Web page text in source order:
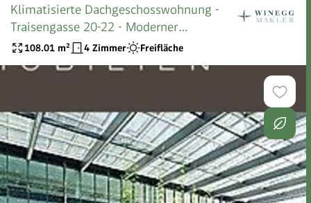
Klimatisierte Dachgeschosswohnung -
Traisengasse 20-22 - Moderner
Lebensraum mit Donaublick
108.01 m² 4 Zimmer Freifläche